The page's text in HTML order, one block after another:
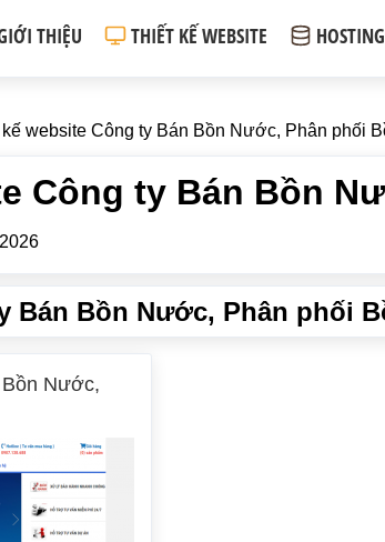
THIỆU THIẾT KẾ WEBSITE HOSTING
website Công ty Bán Bồn Nước, Phân phối
Công ty Bán Bồn
Bán Bồn Nước, Phân phối
Nước,